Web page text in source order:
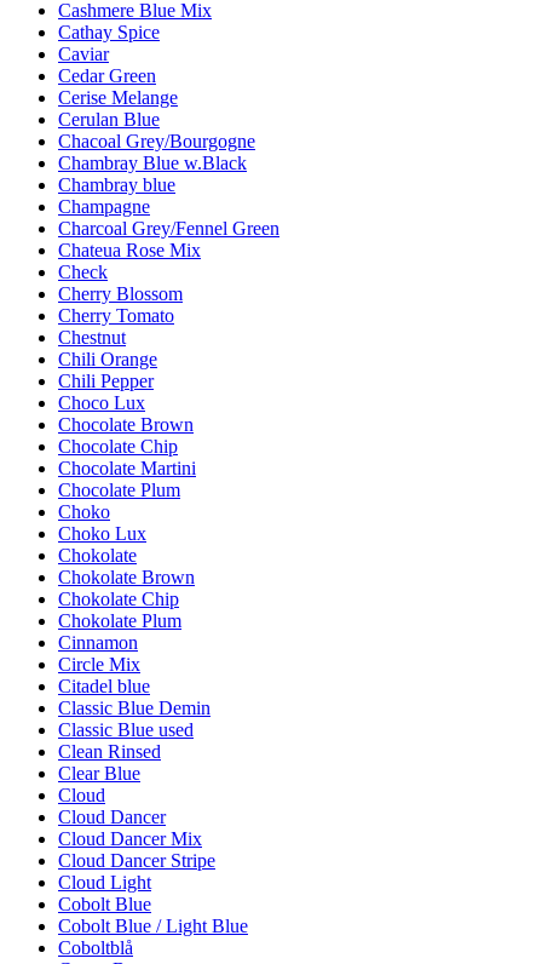
Cashmere Blue Mix
Cathay Spice
Caviar
Cedar Green
Cerise Melange
Cerulan Blue
Chacoal Grey/Bourgogne
Chambray Blue w.Black
Chambray blue
Champagne
Charcoal Grey/Fennel Green
Chateua Rose Mix
Check
Cherry Blossom
Cherry Tomato
Chestnut
Chili Orange
Chili Pepper
Choco Lux
Chocolate Brown
Chocolate Chip
Chocolate Martini
Chocolate Plum
Choko
Choko Lux
Chokolate
Chokolate Brown
Chokolate Chip
Chokolate Plum
Cinnamon
Circle Mix
Citadel blue
Classic Blue Demin
Classic Blue used
Clean Rinsed
Clear Blue
Cloud
Cloud Dancer
Cloud Dancer Mix
Cloud Dancer Stripe
Cloud Light
Cobolt Blue
Cobolt Blue / Light Blue
Coboltblå